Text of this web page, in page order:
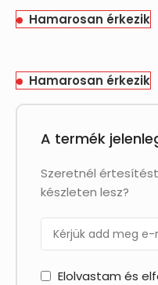
Hamarosan érkezik
Hamarosan érkezik
A termék
Szeretnél
készleten lesz?
Elolvastam és